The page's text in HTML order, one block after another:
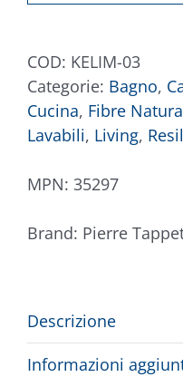
COD: KELIM-03
Categorie: Bagno,
Cucina, Fibre
Lavabili, Living,
MPN: 35297
Brand: Pierre
Descrizione
Informazioni